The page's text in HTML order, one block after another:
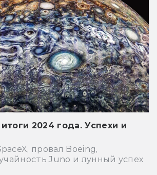
2024 года. Успехи и
провал Boeing,
Juno и лунный успех